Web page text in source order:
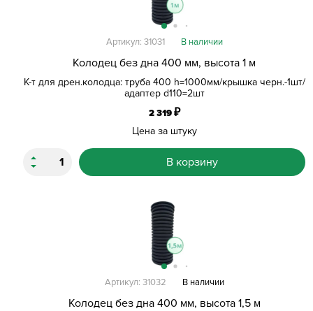
Колодец без дна 400 мм, высота 1 м
К-т для дрен.колодца: труба 400 h=1000мм/крышка черн.-1шт/
адаптер d110=2шт
Артикул: 31031 В наличии
2 319₽
Цена за штуку
В корзину
Колодец без дна 400 мм, высота 1,5 м
Артикул: 31032 В наличии